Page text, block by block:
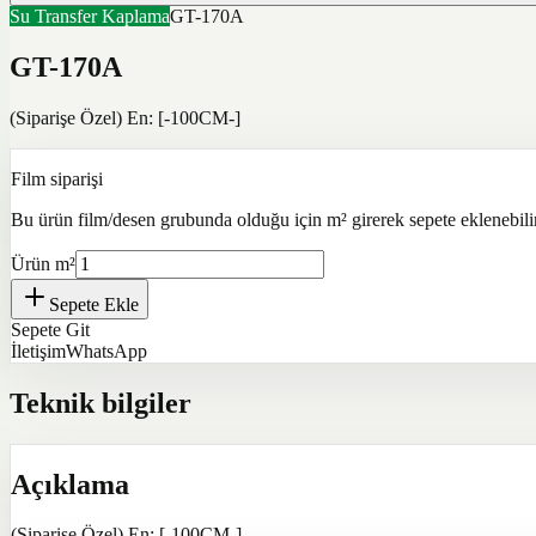
Su Transfer KaplamaGT-170A
GT-170A
(Siparişe Özel) En: [-100CM-]
Film siparişi
Bu ürün film/desen grubunda olduğu için m² girerek sepete
Ürün m²
Sepete Ekle
Sepete Git
İletişimWhatsApp
Teknik bilgiler
Açıklama